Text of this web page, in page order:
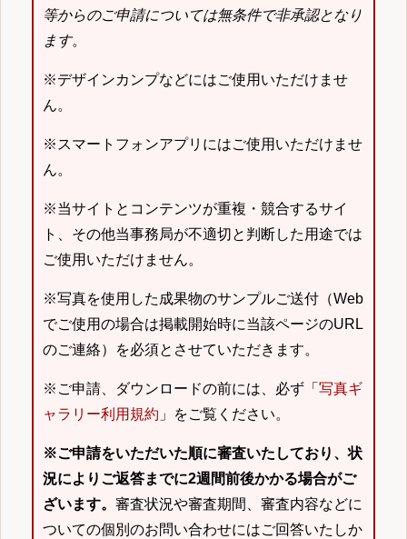
等からのご申請については無条件で非承認となり
ます。
※デザインカンプなどにはご使用いただけませ
ん。
※スマートフォンアプリにはご使用いただけませ
ん。
※当サイトとコンテンツが重複・競合するサイ
ト、その他当事務局が不適切と判断した用途では
ご使用いただけません。
※写真を使用した成果物のサンプルご送付（Web
でご使用の場合は掲載開始時に当該ページのURL
のご連絡）を必須とさせていただきます。
※ご申請、ダウンロードの前には、必ず「 写真ギ
ャラリー利用規約 」をご覧ください。
※ご申請をいただいた順に審査いたしており、状
況によりご返答までに2週間前後かかる場合がご
ざいます。 審査状況や審査期間、審査内容などに
ついての個別のお問い合わせにはご回答いたしか